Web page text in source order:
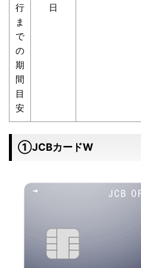
行
ま
で
の
期
間
目
安
日
①JCBカードW